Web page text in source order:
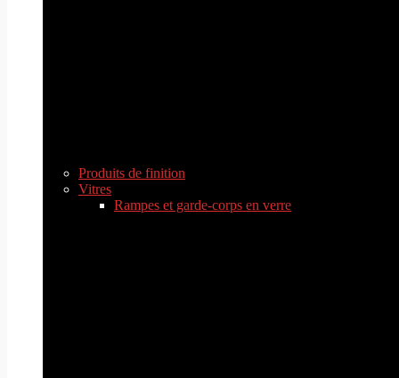
Produits de finition
Vitres
Rampes et garde-corps en verre